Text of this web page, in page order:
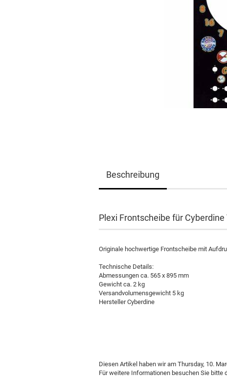
Beschreibung
Plexi Frontscheibe für
Originale hochwertige Frontscheibe mit
Technische Details:
Abmessungen ca. 565 x 895 mm
Gewicht ca. 2 kg
Versandvolumensgewicht 5 kg
Hersteller Cyberdine
Diesen Artikel haben wir am Thursday, 10.
Für weitere Informationen besuchen Sie bitte